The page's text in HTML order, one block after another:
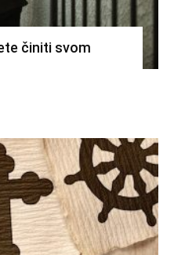
činiti svom